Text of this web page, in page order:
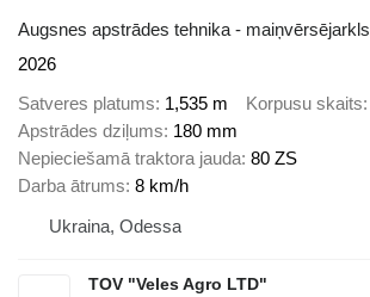
Augsnes apstrādes tehnika - maiņvērsējarkls
2026
Satveres platums 1,535 m Korpusu skaits
Apstrādes dziļums 180 mm
Nepieciešamā traktora jauda 80 ZS
Darba ātrums 8 km/h
Ukraina, Odessa
TOV "Veles Agro LTD"